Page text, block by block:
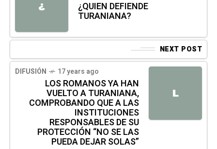
¿ ¿QUIEN DEFIENDE
TURANIANA?
NEXT POST
L
DIFUSIÓN 17 years ago
LOS ROMANOS YA HAN
VUELTO A TURANIANA,
COMPROBANDO QUE A LAS
INSTITUCIONES
RESPONSABLES DE SU
PROTECCIÓN “NO SE LAS
PUEDA DEJAR SOLAS”